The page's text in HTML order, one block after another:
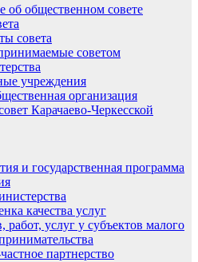
об общественном совете
совета
советом
учреждения
организация
Карачаево-Черкесской
и государственная программа
качества услуг
работ, услуг у субъектов малого
партнерство